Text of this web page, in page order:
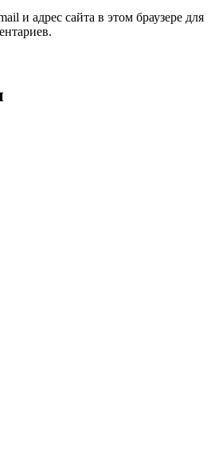
и адрес сайта в этом браузере для